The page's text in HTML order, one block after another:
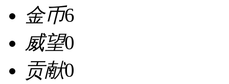
金币6
威望0
贡献0